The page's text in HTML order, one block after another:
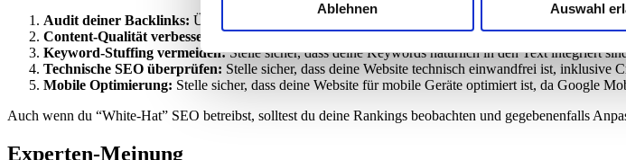
Ablehnen Auswahl
Audit deiner Backlinks: Überprüfe dein Backlink-Profil auf unnatürliche oder manipulative Links
Content-Qualität verbessern: Stelle sicher, dass dein Content qualitativ hochwertig, einzigartig
Keyword-Stuffing vermeiden:Stelle sicher, dass deine Keywords natürlich in den Text integriert
Technische SEO überprüfen: Stelle sicher, dass deine Website technisch einwandfrei ist,
Mobile Optimierung: Stelle sicher, dass deine Website für mobile Geräte optimiert ist, da Google
Auch wenn du “White-Hat” SEO betreibst, solltest du deine Rankings beobachten und gegebenenfalls
Experten-Meinung